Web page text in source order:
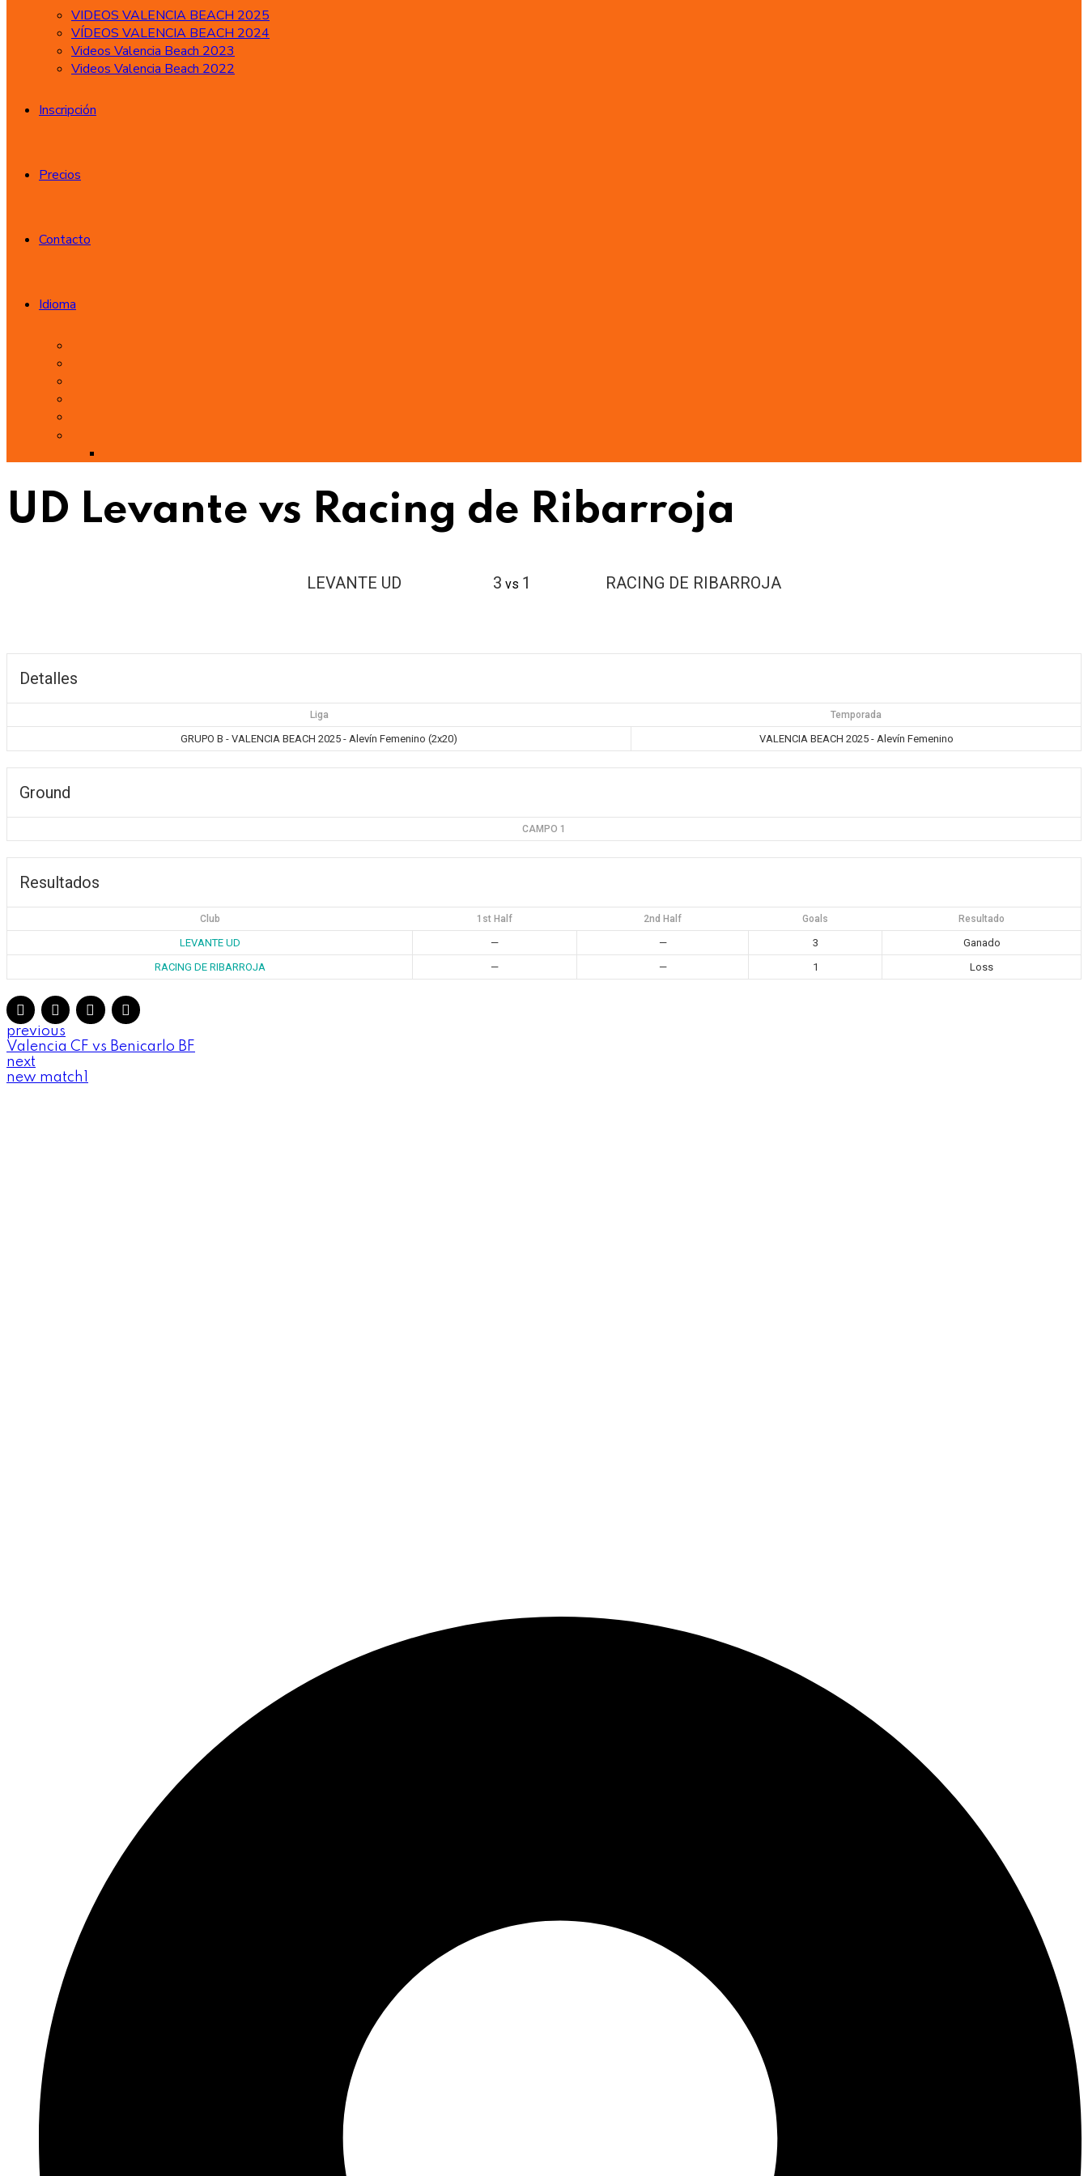
VIDEOS VALENCIA BEACH 2025
VÍDEOS VALENCIA BEACH 2024
Videos Valencia Beach 2023
Videos Valencia Beach 2022
Inscripción
Precios
Contacto
Idioma
UD Levante vs Racing de Ribarroja
LEVANTE UD 3 vs 1 RACING DE RIBARROJA
Detalles
Liga Temporada
GRUPO B - VALENCIA BEACH 2025 - Alevín Femenino (2x20) VALENCIA BEACH 2025 - Alevín Femenino
Ground
CAMPO 1
Resultados
Club 1st Half 2nd Half Goals Resultado
LEVANTE UD — — 3
Ganado
RACING DE RIBARROJA
— — 1 Loss
previous
Valencia CF vs Benicarlo BF
next
new match1